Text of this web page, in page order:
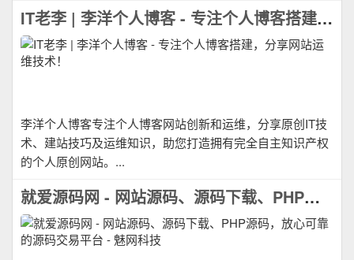
IT老李 | 李洋个人博客 - 专注个人博客搭建，分享网站运维技术！
李洋个人博客专注个人博客网站创新和运维，分享原创IT技
术、建站技巧及运维知识，助您打造拥有完全自主知识产权
的个人原创网站。...
就爱源码网 - 网站源码、源码下载、PHP源码，放心可靠的源码交易平台 - 魅网科技